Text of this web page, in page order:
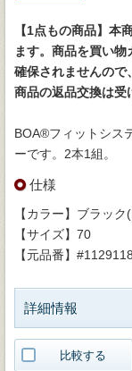
【1点もの商品】 本
ます。商品を買い
確保されませんので
商品の返品交換は受
BOA®フィットシス
ーです。2本1組。
仕様
【カラー】ブラック
【サイズ】70
【元品番】#1129118
詳細情報
比較する